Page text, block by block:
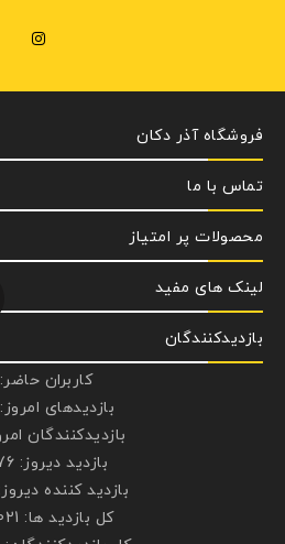
فروشگاه آذر دکان
تماس با ما
محصولات پر امتیاز
لینک های مفید
بازدیدکنندگان
کاربران حاضر:
بازدیدهای امروز:
بازدیدکنندگان
بازدید دیروز:
بازدید کننده دیروز:
کل بازدید ها: